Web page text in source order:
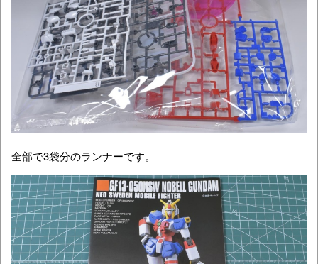
全部で3袋分のランナーです。